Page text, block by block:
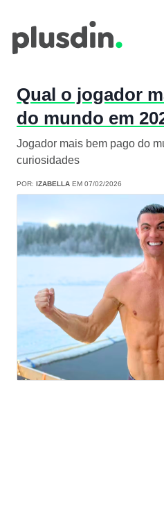
Qual o jogador
do mundo em
Jogador mais bem pago do
curiosidades
POR: IZABELLA EM 07/02/2026